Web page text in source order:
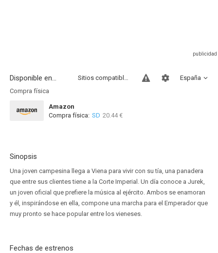
Disponible en... España
Sitios compatibles
Compra física
Amazon
Compra física: SD 20.44 €
Sinopsis
Una joven campesina llega a Viena para vivir con su tía, una panadera
que entre sus clientes tiene a la Corte Imperial. Un día conoce a Jurek,
un joven oficial que prefiere la música al ejército. Ambos se enamoran
y él, inspirándose en ella, compone una marcha para el Emperador que
muy pronto se hace popular entre los vieneses.
Fechas de estrenos